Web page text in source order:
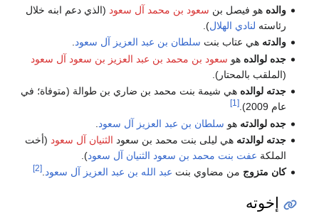
والدههو فيصل بن سعود بن محمد آل سعود(الذي دعم ابنه خلال
رئاستهلنادي الهلال).
والدته هي عتاب بنت سلطان بن عبد العزيز آل سعود.
جده لوالدههوسعود بن محمد بن عبد العزيز بن سعود آل سعود
(الملقب بالمحتار).
جدته لوالدههي شيمة بنت محمد بن ضاري بن طوالة (متوفاة؛ في
[1]
جده لوالدته هوسلطان بن عبد العزيز آل سعود.
جدته لوالدته هي ليلى بنت محمد بن سعودالثنيان آل سعود(أخت
الملكةعفت بنت محمد بن سعود الثنيان آل سعود).
كان متزوجمن مضاوي بنت عبد الله بن عبد العزيز آل سعود.
إخوته